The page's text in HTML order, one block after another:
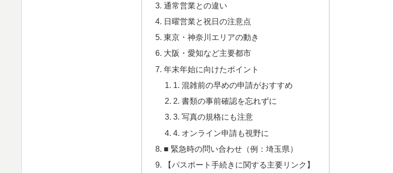
通常営業との違い
日曜営業と祝日の注意点
東京・神奈川エリアの動き
大阪・愛知など主要都市
年末年始に向けたポイント
1. 混雑前の早めの申請がおすすめ
2. 書類の事前確認を忘れずに
3. 写真の規格にも注意
4. オンライン申請も視野に
■ 緊急時の問い合わせ（例：埼玉県）
【パスポート手続きに関する主要リンク】